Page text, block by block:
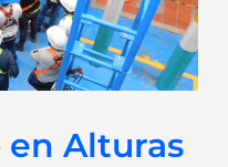
en Alturas